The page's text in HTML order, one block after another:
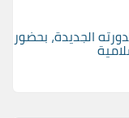
الجديدة، بحضور